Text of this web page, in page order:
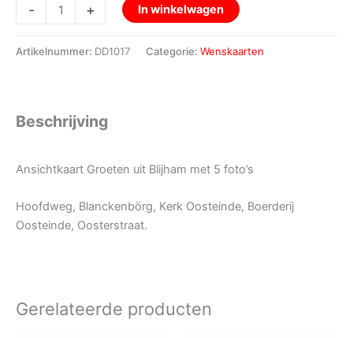
-
+ In winkelwagen
Artikelnummer: DD1017 Categorie: Wenskaarten
Beschrijving
Ansichtkaart Groeten uit Blijham met 5 foto’s
Hoofdweg, Blanckenbörg, Kerk Oosteinde, Boerderij
Oosteinde, Oosterstraat.
Gerelateerde producten